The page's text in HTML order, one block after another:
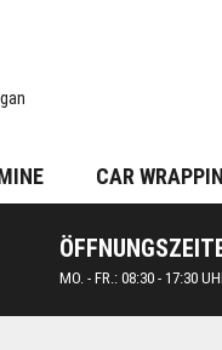
CAR
MO. - FR.: 08:30 - 17:30